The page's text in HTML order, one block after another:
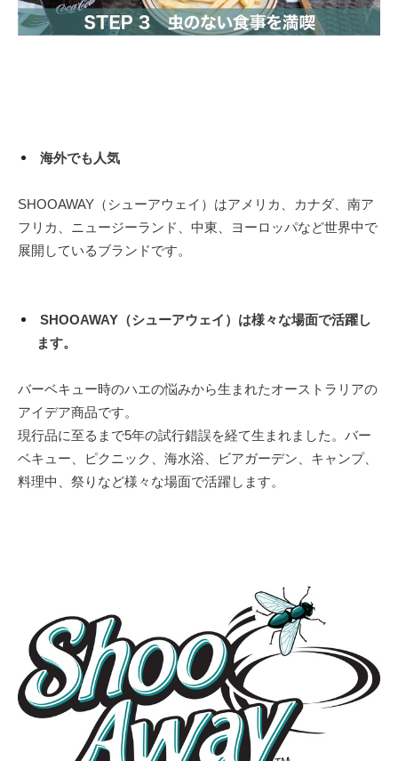
​ 海外でも人気
SHOOAWAY（シューアウェイ）はアメリカ、カナダ、南ア
フリカ、ニュージーランド、中東、ヨーロッパなど世界中で
展開しているブランドです。
SHOOAWAY（シューアウェイ）は様々な場面で活躍し
ます。
バーベキュー時のハエの悩みから生まれたオーストラリアの
アイデア商品です。
現行品に至るまで5年の試行錯誤を経て生まれました。バー
ベキュー、ピクニック、海水浴、ビアガーデン、キャンプ、
料理中、祭りなど様々な場面で活躍します。